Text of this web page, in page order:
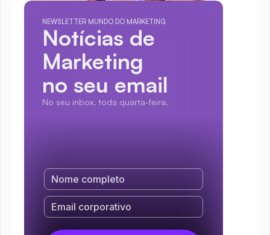
NEWSLETTER MUNDO DO MARKETING
Notícias de
Marketing
no seu email
No seu inbox, toda quarta-feira.